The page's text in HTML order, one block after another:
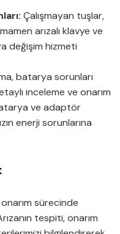
Çalışmayan tuşlar,
arızalı klavye ve
değişim hizmeti
batarya sorunları
inceleme ve onarım
ve adaptör
enerji sorunlarına
sürecinde
tespiti, onarım